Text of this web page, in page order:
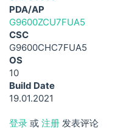
PDA/AP
G9600ZCU7FUA5
CSC
G9600CHC7FUA5
OS
10
Build Date
19.01.2021
登录 或 注册 发表评论